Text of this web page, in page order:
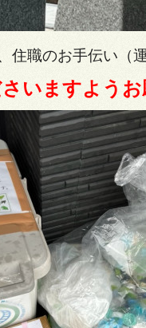
住職のお手伝い（
いますようお